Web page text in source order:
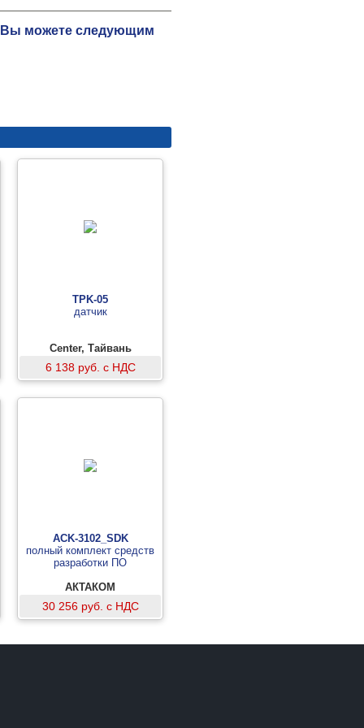
Вы можете следующим
TPK-05
датчик
Center, Тайвань
6 138 руб. с НДС
ACK-3102_SDK
полный комплект средств
разработки ПО
АКТАКОМ
30 256 руб. с НДС